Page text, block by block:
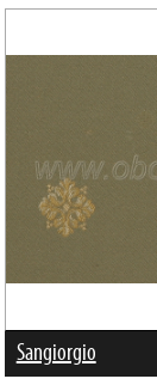
Sangiorgio